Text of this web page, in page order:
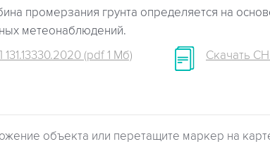
промерзания грунта определяется на
метеонаблюдений.
(pdf 1 Мб)
Скачать